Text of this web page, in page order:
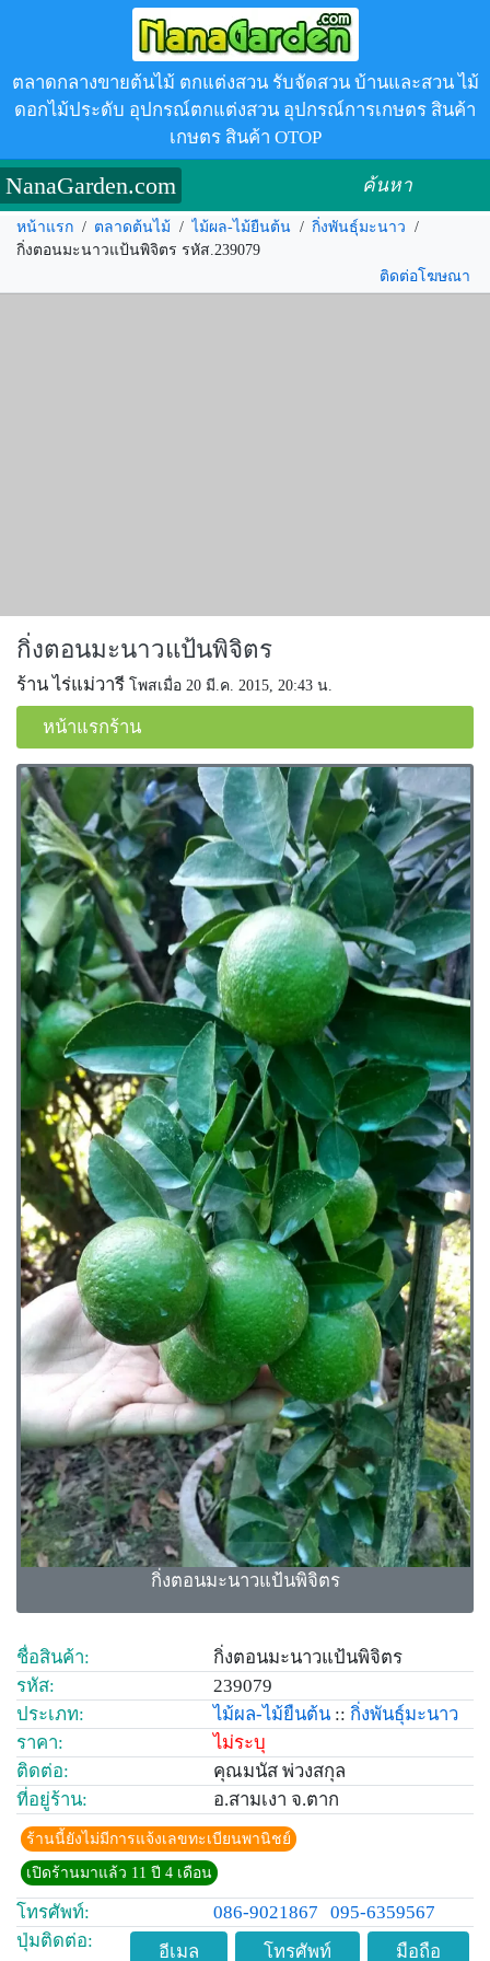
ตลาดกลางขายต้นไม้ ตกแต่งสวน รับจัดสวน บ้านและสวน ไม้
ดอกไม้ประดับ อุปกรณ์ตกแต่งสวน อุปกรณ์การเกษตร สินค้า
เกษตร สินค้า OTOP
NanaGarden.com ค้นหา
หน้าแรก / ตลาดต้นไม้ / ไม้ผล-ไม้ยืนต้น / กิ่งพันธุ์มะนาว /
กิ่งตอนมะนาวแป้นพิจิตร รหัส.239079
ติดต่อโฆษณา
กิ่งตอนมะนาวแป้นพิจิตร
ร้าน ไร่แม่วารี โพสเมื่อ 20 มี.ค. 2015, 20:43 น.
หน้าแรกร้าน
กิ่งตอนมะนาวแป้นพิจิตร
ชื่อสินค้า:
กิ่งตอนมะนาวแป้นพิจิตร
รหัส:
239079
ประเภท:
ไม้ผล-ไม้ยืนต้น :: กิ่งพันธุ์มะนาว
ราคา:
ไม่ระบุ
ติดต่อ:
คุณมนัส พ่วงสกุล
ที่อยู่ร้าน:
อ.สามเงา จ.ตาก
ร้านนี้ยังไม่มีการแจ้งเลขทะเบียนพานิชย์
เปิดร้านมาแล้ว 11 ปี 4 เดือน
โทรศัพท์: 086-9021867
095-6359567
ปุ่มติดต่อ:
อีเมล โทรศัพท์ มือถือ